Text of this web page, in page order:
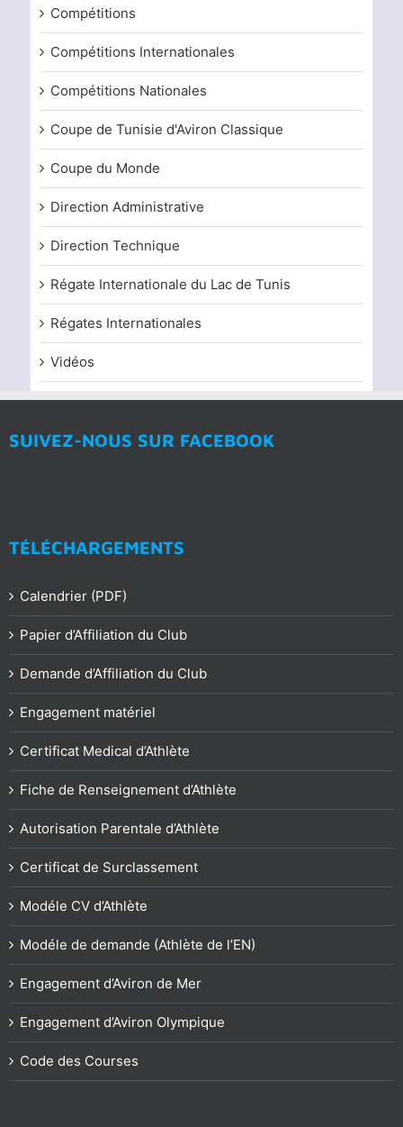
Compétitions
Compétitions Internationales
Compétitions Nationales
Coupe de Tunisie d'Aviron Classique
Coupe du Monde
Direction Administrative
Direction Technique
Régate Internationale du Lac de Tunis
Régates Internationales
Vidéos
SUIVEZ-NOUS SUR FACEBOOK
TÉLÉCHARGEMENTS
Calendrier (PDF)
Papier d’Affiliation du Club
Demande d’Affiliation du Club
Engagement matériel
Certificat Medical d’Athlète
Fiche de Renseignement d’Athlète
Autorisation Parentale d’Athlète
Certificat de Surclassement
Modéle CV d’Athlète
Modéle de demande (Athlète de l’EN)
Engagement d’Aviron de Mer
Engagement d’Aviron Olympique
Code des Courses